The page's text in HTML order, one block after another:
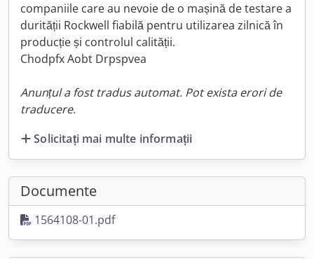
companiile care au nevoie de o mașină de testare a
durității Rockwell fiabilă pentru utilizarea zilnică în
producție și controlul calității.
Chodpfx Aobt Drpspvea
Anunțul a fost tradus automat. Pot exista erori de
traducere.
Solicitați mai multe informații
Documente
1564108-01.pdf